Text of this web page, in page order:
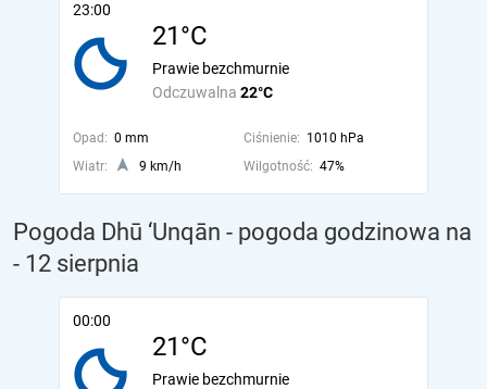
23:00
21°C
Odczuwalna 22°C
Prawie bezchmurnie
Opad: 0 mm Ciśnienie: 1010 hPa
Wiatr:
9 km/h Wilgotność: 47%
Pogoda Dhū ‘Unqān - pogoda godzinowa na
- 12 sierpnia
00:00
21°C
Prawie bezchmurnie